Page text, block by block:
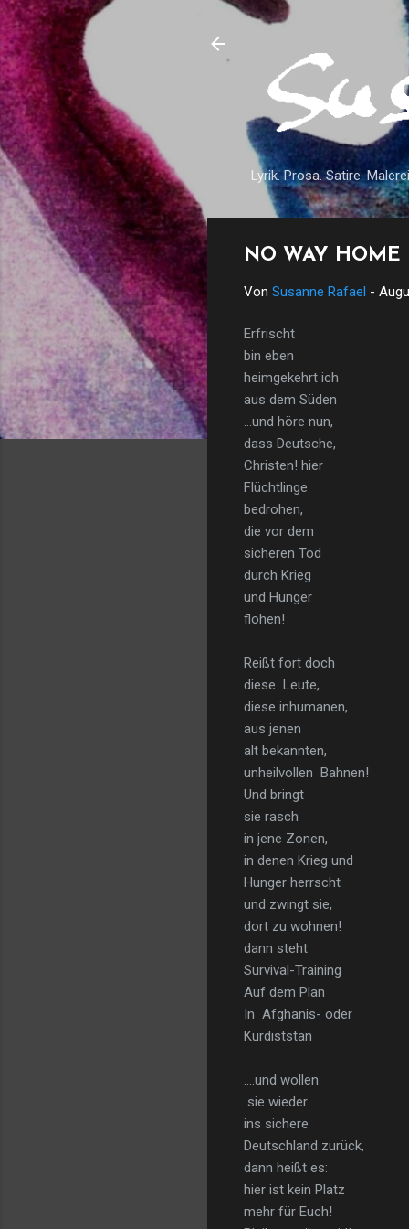
Lyrik. Prosa. Satire.
NO WAY HOME
Von Susanne Rafael -
Erfrischt
bin eben
heimgekehrt ich
aus dem Süden
…und höre nun,
dass Deutsche,
Christen! hier
Flüchtlinge
bedrohen,
die vor dem
sicheren Tod
durch Krieg
und Hunger
flohen!
Reißt fort doch
diese Leute,
diese inhumanen,
aus jenen
alt bekannten,
unheilvollen Bahnen!
Und bringt
sie rasch
in jene Zonen,
in denen Krieg und
Hunger herrscht
und zwingt sie,
dort zu wohnen!
dann steht
Survival-Training
Auf dem Plan
In Afghanis- oder
Kurdiststan
….und wollen
sie wieder
ins sichere
Deutschland zurück,
dann heißt es:
hier ist kein Platz
mehr für Euch!